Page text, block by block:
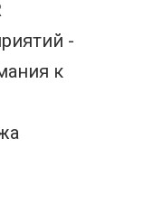
-
к